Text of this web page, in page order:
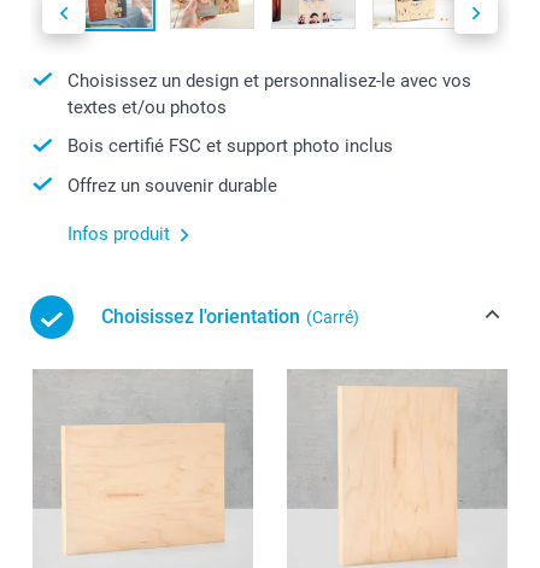
Choisissez un design et personnalisez-le avec vos
textes et/ou photos
Bois certifié FSC et support photo inclus
Offrez un souvenir durable
Infos produit
Choisissez l'orientation (Carré)